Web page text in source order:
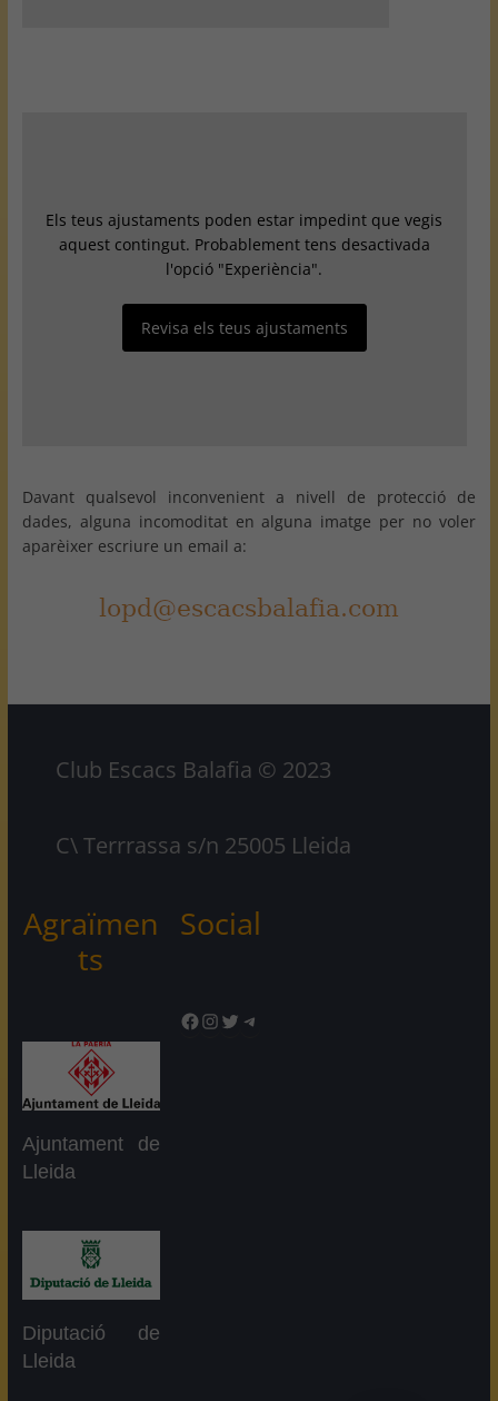
Els teus ajustaments poden estar impedint que vegis
aquest contingut. Probablement tens desactivada
l'opció "Experiència".
Revisa els teus ajustaments
Davant qualsevol inconvenient a nivell de protecció de
dades, alguna incomoditat en alguna imatge per no voler
aparèixer escriure un email a:
Club Escacs Balafia © 2023
C\ Terrrassa s/n 25005 Lleida
Agraïmen
ts
Ajuntament de
Lleida
Diputació de
Lleida
Social
Facebook
Instagram
TwitterTelegram